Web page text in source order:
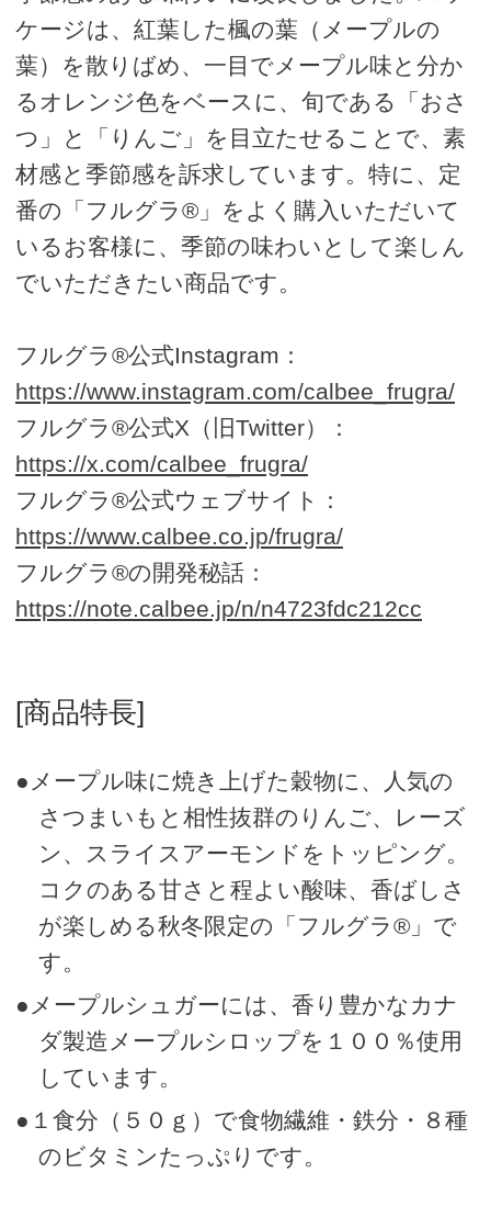
ケージは、紅葉した楓の葉（メープルの
葉）を散りばめ、一目でメープル味と分か
るオレンジ色をベースに、旬である「おさ
つ」と「りんご」を目立たせることで、素
材感と季節感を訴求しています。特に、定
番の「フルグラ®」をよく購入いただいて
いるお客様に、季節の味わいとして楽しん
でいただきたい商品です。
フルグラ®公式Instagram：
https://www.instagram.com/calbee_frugra/
フルグラ®公式X（旧Twitter）：
https://x.com/calbee_frugra/
フルグラ®公式ウェブサイト：
https://www.calbee.co.jp/frugra/
フルグラ®の開発秘話：
https://note.calbee.jp/n/n4723fdc212cc
[商品特長]
●メープル味に焼き上げた穀物に、人気の
さつまいもと相性抜群のりんご、レーズ
ン、スライスアーモンドをトッピング。
コクのある甘さと程よい酸味、香ばしさ
が楽しめる秋冬限定の「フルグラ®」で
す。
●メープルシュガーには、香り豊かなカナ
ダ製造メープルシロップを１００％使用
しています。
●１食分（５０ｇ）で食物繊維・鉄分・８種
のビタミンたっぷりです。